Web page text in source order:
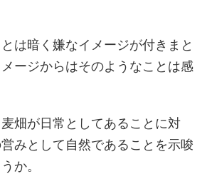
は暗く嫌なイメージが付きまと
ージからはそのようなことは感
畑が日常としてあることに対
みとして自然であることを示唆
か。